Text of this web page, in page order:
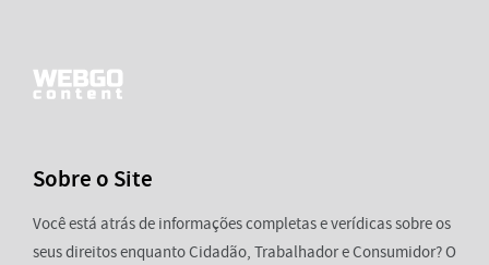
Sobre o Site
Você está atrás de informações completas e verídicas sobre os
seus direitos enquanto Cidadão, Trabalhador e Consumidor? O